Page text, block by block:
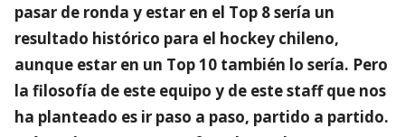
pasar de ronda y estar en el Top 8 sería un
resultado histórico para el hockey chileno,
aunque estar en un Top 10 también lo sería. Pero
la filosofía de este equipo y de este staff que nos
ha planteado es ir paso a paso, partido a partido.